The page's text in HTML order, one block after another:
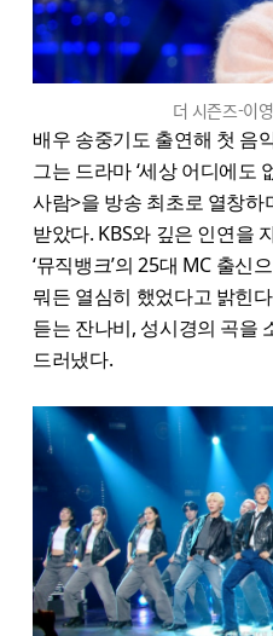
더 시즌즈-이
배우 송중기도 출연해 첫 음
그는 드라마 ‘세상 어디에도
사람>을 방송 최초로 열창
받았다. KBS와 깊은 인연을
‘뮤직뱅크’의 25대 MC 출신
뭐든 열심히 했었다고 밝힌
듣는 잔나비, 성시경의 곡을
드러냈다.